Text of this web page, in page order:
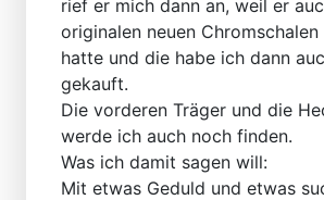
rief er mich dann an, weil er
originalen neuen
hatte und die habe ich dann
gekauft.
Die vorderen Träger und die
werde ich auch noch finden.
Was ich damit sagen will:
Mit etwas Geduld und etwas